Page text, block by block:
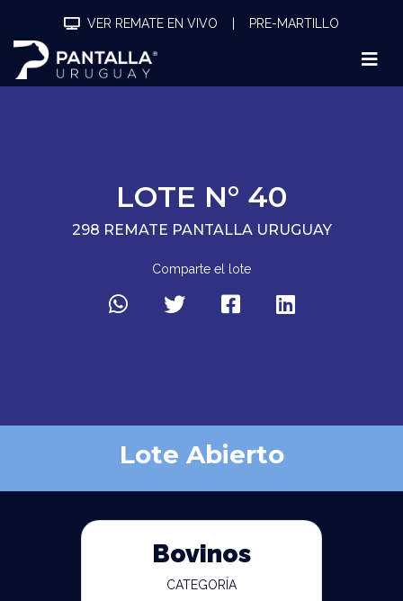
VER REMATE EN VIVO PRE-MARTILLO
LOTE N° 40
298 REMATE PANTALLA URUGUAY
Comparte el lote
Lote Abierto
Bovinos
CATEGORÍA